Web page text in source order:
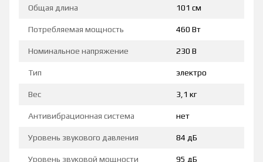
Общая длина 101 см
Потребляемая мощность 460 Вт
Номинальное напряжение 230 В
Тип электро
Вес 3,1 кг
Антивибрационная система нет
Уровень звукового давления 84 дБ
Уровень звуковой мощности 95 дБ